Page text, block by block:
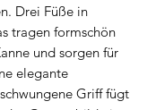
Drei Füße in
tragen formschön
und sorgen für
elegante
Griff fügt